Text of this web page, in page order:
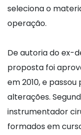
seleciona o
operação.
De autoria do ex-
proposta foi
em 2010, e
alterações.
instrumentador
formados em